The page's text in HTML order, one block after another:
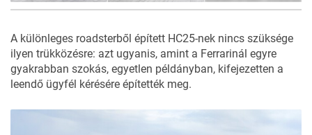
A különleges roadsterből épített HC25-nek nincs szüksége
ilyen trükközésre: azt ugyanis, amint a Ferrarinál egyre
gyakrabban szokás, egyetlen példányban, kifejezetten a
leendő ügyfél kérésére építették meg.